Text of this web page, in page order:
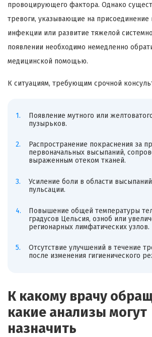
провоцирующего фактора. Однако
тревоги, указывающие на присоединение
инфекции или развитие тяжелой
появлении необходимо немедленно
медицинской помощью.
К ситуациям, требующим срочной
Появление мутного или
пузырьков.
Распространение покраснения за
первоначальных высыпаний,
выраженным отеком тканей.
Усиление боли в области
пульсации.
Повышение общей температуры
градусов Цельсия, озноб или
регионарных лимфатических узлов.
Отсутствие улучшений в течение
после изменения гигиенического
К какому врачу
какие анализы могут
назначить